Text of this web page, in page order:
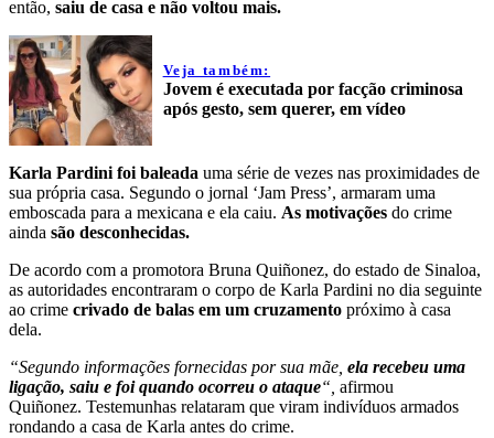
então, saiu de casa e não voltou mais.
Veja também:
Jovem é executada por facção criminosa
após gesto, sem querer, em vídeo
Karla Pardini foi baleada uma série de vezes nas proximidades de
sua própria casa. Segundo o jornal ‘Jam Press’, armaram uma
emboscada para a mexicana e ela caiu. As motivações do crime
ainda são desconhecidas.
De acordo com a promotora Bruna Quiñonez, do estado de Sinaloa,
as autoridades encontraram o corpo de Karla Pardini no dia seguinte
ao crime crivado de balas em um cruzamento próximo à casa
dela.
“Segundo informações fornecidas por sua mãe, ela recebeu uma
ligação, saiu e foi quando ocorreu o ataque“, afirmou
Quiñonez. Testemunhas relataram que viram indivíduos armados
rondando a casa de Karla antes do crime.